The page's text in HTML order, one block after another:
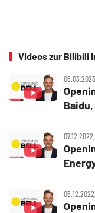
Videos zur Bilibili